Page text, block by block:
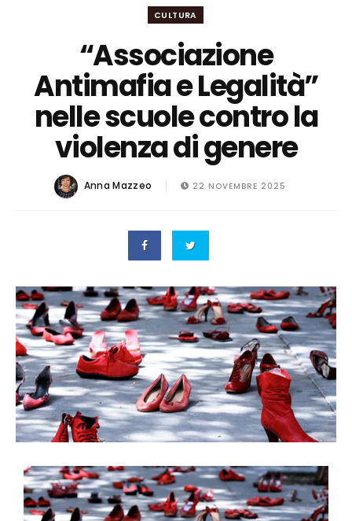
CULTURA
“Associazione
Antimafia e Legalità”
nelle scuole contro la
violenza di genere
Anna Mazzeo 22 NOVEMBRE 2025